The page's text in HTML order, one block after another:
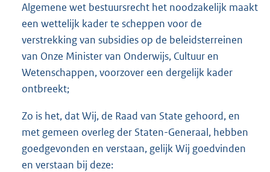
Algemene wet bestuursrecht het noodzakelijk maakt
een wettelijk kader te scheppen voor de
verstrekking van subsidies op de beleidsterreinen
van Onze Minister van Onderwijs, Cultuur en
Wetenschappen, voorzover een dergelijk kader
ontbreekt;
Zo is het, dat Wij, de Raad van State gehoord, en
met gemeen overleg der Staten-Generaal, hebben
goedgevonden en verstaan, gelijk Wij goedvinden
en verstaan bij deze: